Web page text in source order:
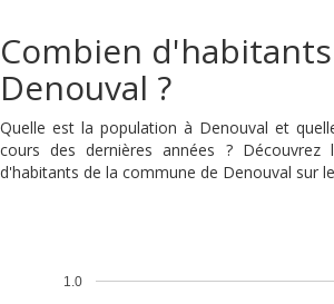
Combien
Denouval ?
Quelle est la population à Denouval et
cours des dernières années ? Découvrez
d'habitants de la commune de Denouval sur
1.0